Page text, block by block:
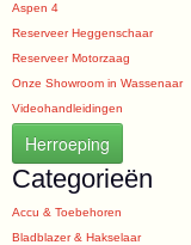
Aspen 4
Reserveer Heggenschaar
Reserveer Motorzaag
Onze Showroom in Wassenaar
Videohandleidingen
Herroeping
Categorieën
Accu & Toebehoren
Bladblazer & Hakselaar